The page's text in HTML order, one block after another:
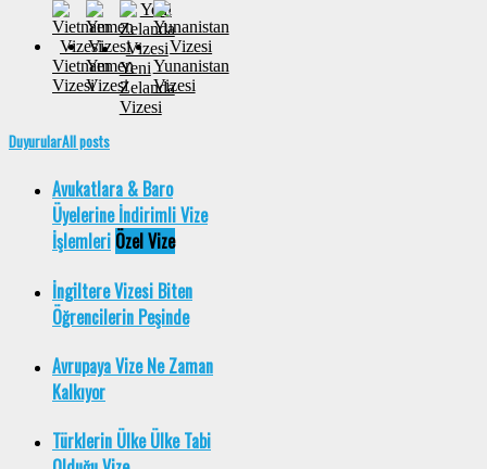
Vietnam
Vizesi
Yemen
Vizesi
Yeni
Zelanda
Vizesi
Yunanistan
Vizesi
DuyurularAll posts
Avukatlara & Baro
Üyelerine İndirimli Vize
İşlemleri Özel Vize
İngiltere Vizesi Biten
Öğrencilerin Peşinde
Avrupaya Vize Ne Zaman
Kalkıyor
Türklerin Ülke Ülke Tabi